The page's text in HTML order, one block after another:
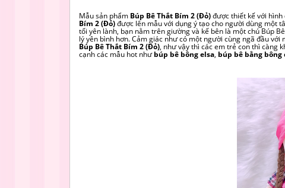
Mẫu sản phẩm Búp Bê Thắt Bím 2 (Đỏ)được thiết kế với
Bím 2 (Đỏ)được lên mẫu với dụng ý tạo cho người dùng một
tối yên lành, bạn nằm trên giường và kế bên là một chú Búp
lý yên bình hơn. Cảm giác như có một người cùng ngã đầu
Búp Bê Thắt Bím 2 (Đỏ), như vậy thì các em trẻ con thì càng
cạnh các mẫu hot nhưbúp bê bông elsa, búp bê bằng bông